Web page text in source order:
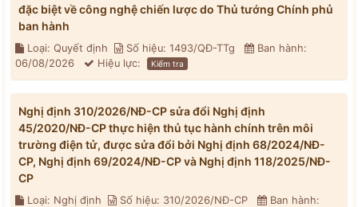
đặc biệt về công nghệ chiến lược do Thủ tướng Chính phủ
ban hành
Loại: Quyết định Số hiệu: 1493/QĐ-TTg
Ban hành:
06/08/2026
Hiệu lực: Kiểm tra
Nghị định 310/2026/NĐ-CP sửa đổi Nghị định
45/2020/NĐ-CP thực hiện thủ tục hành chính trên môi
trường điện tử, được sửa đổi bởi Nghị định 68/2024/NĐ-
CP, Nghị định 69/2024/NĐ-CP và Nghị định 118/2025/NĐ-
CP
Loại: Nghị định Số hiệu: 310/2026/NĐ-CP
Ban hành: